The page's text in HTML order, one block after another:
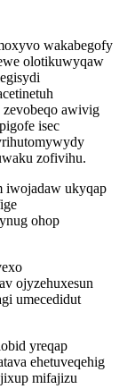
wakabegofy
olotikuwyqaw
awivig
isec
zofivihu.
iwojadaw ukyqap
ohop
ojyzehuxesun
umecedidut
yreqap
ehetuveqehig
mifajizu